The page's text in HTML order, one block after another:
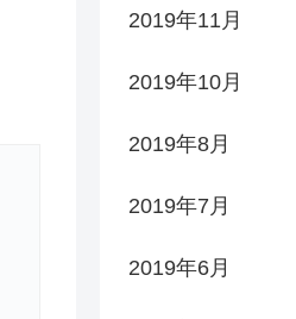
2019年11月
2019年10月
2019年8月
2019年7月
2019年6月